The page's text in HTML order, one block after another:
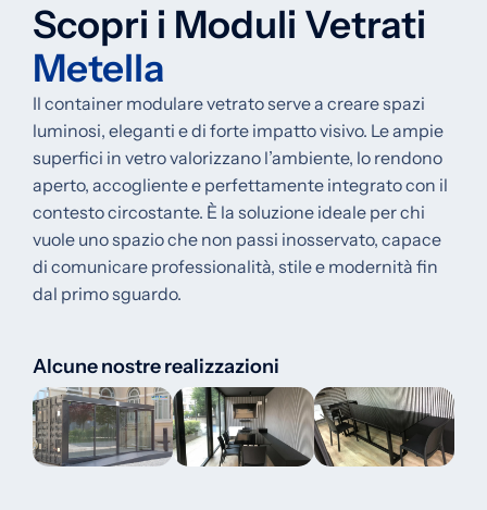
Scopri i Moduli Vetrati
Metella
Il container modulare vetrato serve a creare spazi
luminosi, eleganti e di forte impatto visivo. Le ampie
superfici in vetro valorizzano l’ambiente, lo rendono
aperto, accogliente e perfettamente integrato con il
contesto circostante. È la soluzione ideale per chi
vuole uno spazio che non passi inosservato, capace
di comunicare professionalità, stile e modernità fin
dal primo sguardo.
Alcune nostre realizzazioni